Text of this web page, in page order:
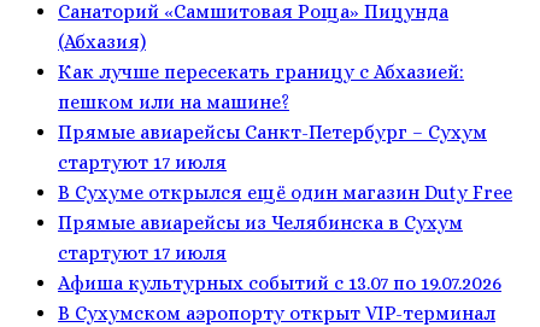
Санаторий «Самшитовая Роща» Пицунда
(Абхазия)
Как лучше пересекать границу с Абхазией:
пешком или на машине?
Прямые авиарейсы Санкт-Петербург – Сухум
стартуют 17 июля
В Сухуме открылся ещё один магазин Duty Free
Прямые авиарейсы из Челябинска в Сухум
стартуют 17 июля
Афиша культурных событий с 13.07 по 19.07.2026
В Сухумском аэропорту открыт VIP-терминал